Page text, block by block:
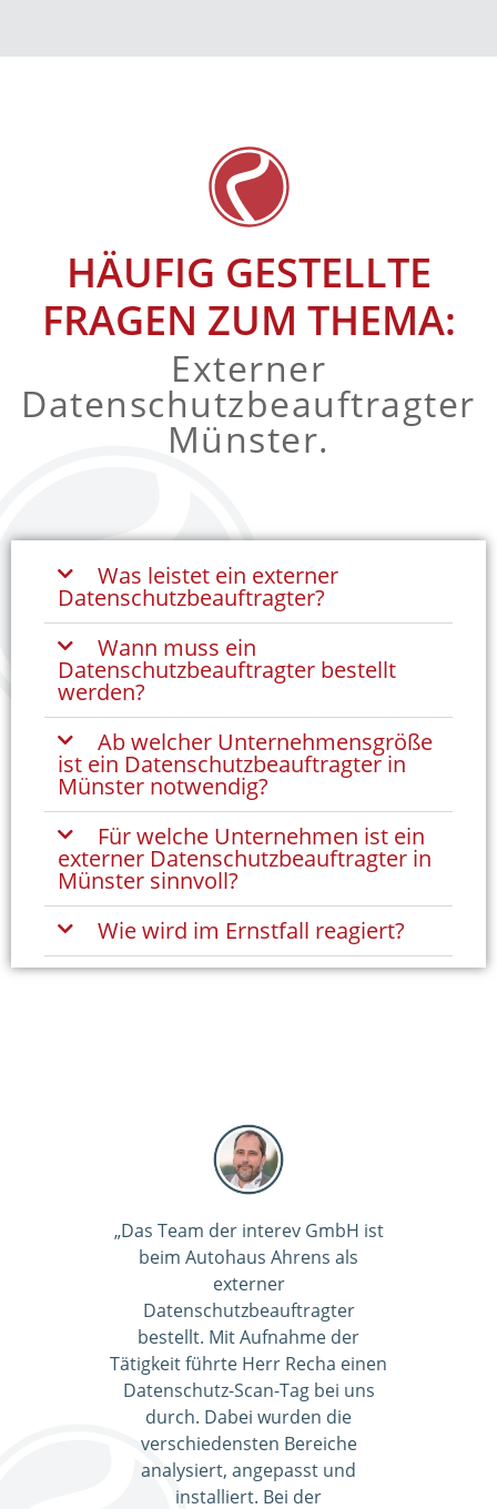
HÄUFIG GESTELLTE
FRAGEN ZUM THEMA:
Externer
Datenschutzbeauftragter
Münster.
Was leistet ein externer
Datenschutzbeauftragter?
Wann muss ein
Datenschutzbeauftragter bestellt
werden?
Ab welcher Unternehmensgröße
ist ein Datenschutzbeauftragter in
Münster notwendig?
Für welche Unternehmen ist ein
externer Datenschutzbeauftragter in
Münster sinnvoll?
Wie wird im Ernstfall reagiert?
„Das Team der interev GmbH ist
beim Autohaus Ahrens als
externer
Datenschutzbeauftragter
bestellt. Mit Aufnahme der
Tätigkeit führte Herr Recha einen
Datenschutz-Scan-Tag bei uns
durch. Dabei wurden die
verschiedensten Bereiche
analysiert, angepasst und
installiert. Bei der